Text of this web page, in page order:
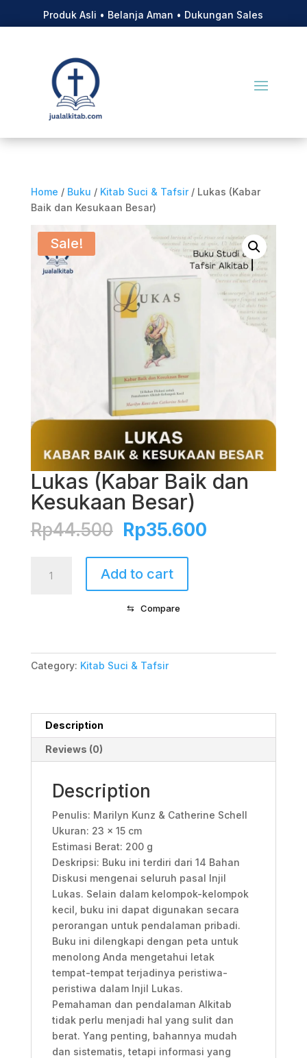
Produk Asli • Belanja Aman • Dukungan Sales
Home / Buku / Kitab Suci & Tafsir/ Lukas (Kabar
Baik dan Kesukaan Besar)
Sale!
Lukas (Kabar Baik dan
Kesukaan Besar)
Rp44.500 Original
price
was:
Rp44.500.
Rp35.600Current
(Kabar
Add to cart
⇆ Compare
Category: Kitab Suci & Tafsir
Description
Reviews (0)
Description
Penulis: Marilyn Kunz & Catherine Schell
Ukuran: 23 x 15 cm
Estimasi Berat: 200 g
Deskripsi: Buku ini terdiri dari 14 Bahan
Diskusi mengenai seluruh pasal Injil
Lukas. Selain dalam kelompok-kelompok
kecil, buku ini dapat digunakan secara
perorangan untuk pendalaman pribadi.
Buku ini dilengkapi dengan peta untuk
menolong Anda mengetahui letak
tempat-tempat terjadinya peristiwa-
peristiwa dalam Injil Lukas.
Pemahaman dan pendalaman Alkitab
tidak perlu menjadi hal yang sulit dan
berat. Yang penting, bahannya mudah
dan sistematis, tetapi informasi yang